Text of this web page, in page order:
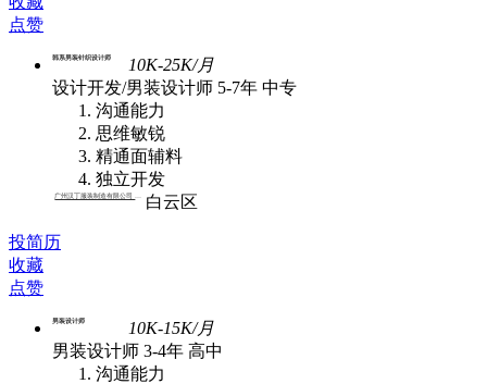
点赞
韩系男装针织设计师
10K-25K/月
设计开发/男装设计师 5-7年 中专
沟通能力
思维敏锐
精通面辅料
独立开发
白云区
投简历
收藏
点赞
男装设计师
10K-15K/月
男装设计师 3-4年 高中
沟通能力